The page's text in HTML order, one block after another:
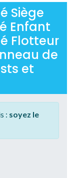
Siège
Enfant
Flotteur
de
et
: soyez le